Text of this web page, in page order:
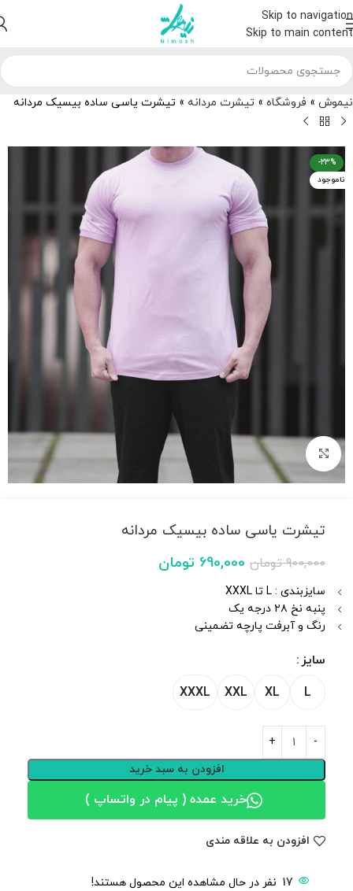
Skip to navigation
Skip to main content
نیموش » فروشگاه » تیشرت مردانه » تیشرت یاسی ساده بیسیک مردانه
-23%
ناموجود
بزرگنمایی تصویر
تیشرت یاسی ساده بیسیک مردانه
900,000 تومان 690,000 تومان
سایزبندی : L تا XXXL
پنبه نخ ۲۸ درجه یک
رنگ و آبرفت پارچه تضمینی
سایز
L
XL
XXL
XXXL
افزودن به سبد خرید
خرید عمده ( پیام در واتساپ )
افزودن به علاقه مندی
17 نفر در حال مشاهده این محصول هستند!